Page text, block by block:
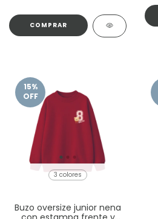
COMPRAR
15%
OFF
3 colores
Buzo oversize junior nena